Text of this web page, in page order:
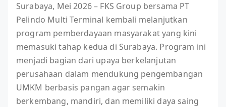
Surabaya, Mei 2026 – FKS Group bersama PT
Pelindo Multi Terminal kembali melanjutkan
program pemberdayaan masyarakat yang kini
memasuki tahap kedua di Surabaya. Program ini
menjadi bagian dari upaya berkelanjutan
perusahaan dalam mendukung pengembangan
UMKM berbasis pangan agar semakin
berkembang, mandiri, dan memiliki daya saing